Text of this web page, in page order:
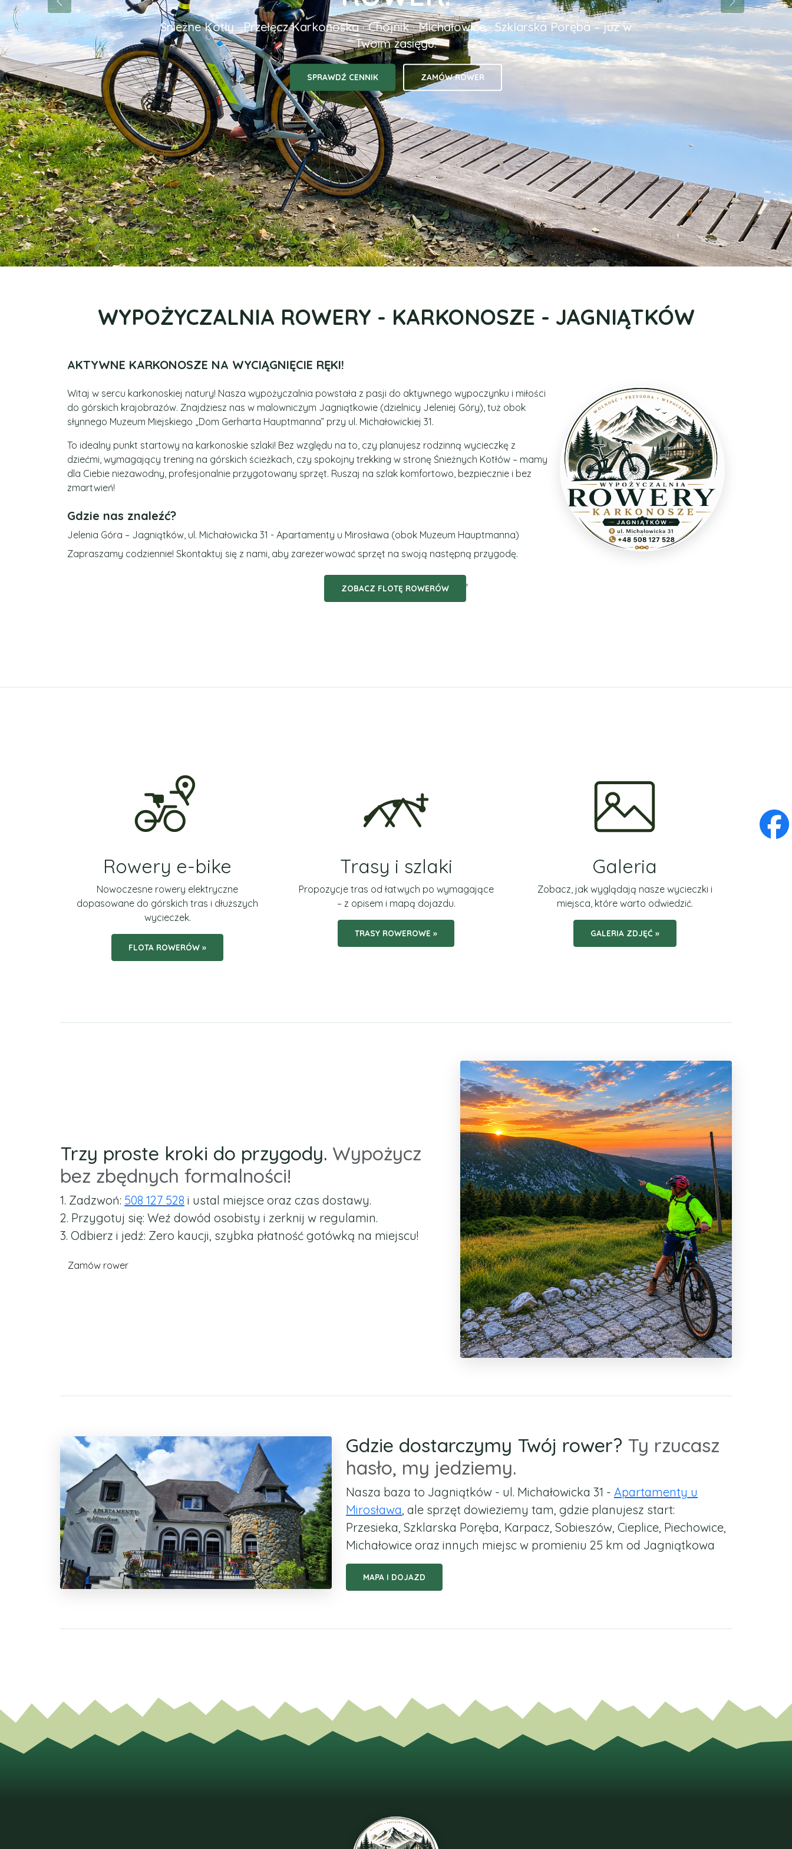
Śnieżne Kotły · Przełęcz Karkonoska · Chojnik · Michałowice · Szklarska Poręba – już w
Twoim zasięgu.
SPRAWDŹ CENNIK ZAMÓW ROWER
Poprzedni Następny
WYPOŻYCZALNIA ROWERY - KARKONOSZE - JAGNIĄTKÓW
AKTYWNE KARKONOSZE NA WYCIĄGNIĘCIE RĘKI!
Witaj w sercu karkonoskiej natury! Nasza wypożyczalnia powstała z pasji do aktywnego wypoczynku i miłości
do górskich krajobrazów. Znajdziesz nas w malowniczym Jagniątkowie (dzielnicy Jeleniej Góry), tuż obok
słynnego Muzeum Miejskiego „Dom Gerharta Hauptmanna” przy ul. Michałowickiej 31.
To idealny punkt startowy na karkonoskie szlaki! Bez względu na to, czy planujesz rodzinną wycieczkę z
dziećmi, wymagający trening na górskich ścieżkach, czy spokojny trekking w stronę Śnieżnych Kotłów – mamy
dla Ciebie niezawodny, profesjonalnie przygotowany sprzęt. Ruszaj na szlak komfortowo, bezpiecznie i bez
zmartwień!
Gdzie nas znaleźć?
Jelenia Góra – Jagniątków, ul. Michałowicka 31 - Apartamenty u Mirosława (obok Muzeum Hauptmanna)
Zapraszamy codziennie! Skontaktuj się z nami, aby zarezerwować sprzęt na swoją następną przygodę.
ZOBACZ FLOTĘ ROWERÓW '
Rowery e-bike
Nowoczesne rowery elektryczne
dopasowane do górskich tras i dłuższych
wycieczek.
FLOTA ROWERÓW »
Trasy i szlaki
Propozycje tras od łatwych po wymagające
– z opisem i mapą dojazdu.
TRASY ROWEROWE »
Galeria
Zobacz, jak wyglądają nasze wycieczki i
miejsca, które warto odwiedzić.
GALERIA ZDJĘĆ »
Trzy proste kroki do przygody. Wypożycz
bez zbędnych formalności!
1. Zadzwoń: 508 127 528 i ustal miejsce oraz czas dostawy.
2. Przygotuj się: Weź dowód osobisty i zerknij w regulamin.
3. Odbierz i jedź: Zero kaucji, szybka płatność gotówką na miejscu!
Zamów rower
Gdzie dostarczymy Twój rower? Ty rzucasz
hasło, my jedziemy.
Nasza baza to Jagniątków - ul. Michałowicka 31 - Apartamenty u
Mirosława, ale sprzęt dowieziemy tam, gdzie planujesz start:
Przesieka, Szklarska Poręba, Karpacz, Sobieszów, Cieplice, Piechowice,
Michałowice oraz innych miejsc w promieniu 25 km od Jagniątkowa
MAPA I DOJAZD